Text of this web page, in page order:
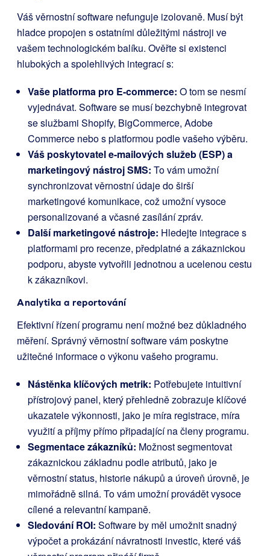
Váš věrnostní software nefunguje izolovaně. Musí být
hladce propojen s ostatními důležitými nástroji ve
vašem technologickém balíku. Ověřte si existenci
hlubokých a spolehlivých integrací s:
Vaše platforma pro E-commerce: O tom se nesmí
vyjednávat. Software se musí bezchybně integrovat
se službami Shopify, BigCommerce, Adobe
Commerce nebo s platformou podle vašeho výběru.
Váš poskytovatel e-mailových služeb (ESP) a
marketingový nástroj SMS: To vám umožní
synchronizovat věrnostní údaje do širší
marketingové komunikace, což umožní vysoce
personalizované a včasné zasílání zpráv.
Další marketingové nástroje: Hledejte integrace s
platformami pro recenze, předplatné a zákaznickou
podporu, abyste vytvořili jednotnou a ucelenou cestu
k zákazníkovi.
Analytika a reportování
Efektivní řízení programu není možné bez důkladného
měření. Správný věrnostní software vám poskytne
užitečné informace o výkonu vašeho programu.
Nástěnka klíčových metrik: Potřebujete intuitivní
přístrojový panel, který přehledně zobrazuje klíčové
ukazatele výkonnosti, jako je míra registrace, míra
využití a příjmy přímo připadající na členy programu.
Segmentace zákazníků: Možnost segmentovat
zákaznickou základnu podle atributů, jako je
věrnostní status, historie nákupů a úroveň úrovně, je
mimořádně silná. To vám umožní provádět vysoce
cílené a relevantní kampaně.
Sledování ROI: Software by měl umožnit snadný
výpočet a prokázání návratnosti investic, které váš